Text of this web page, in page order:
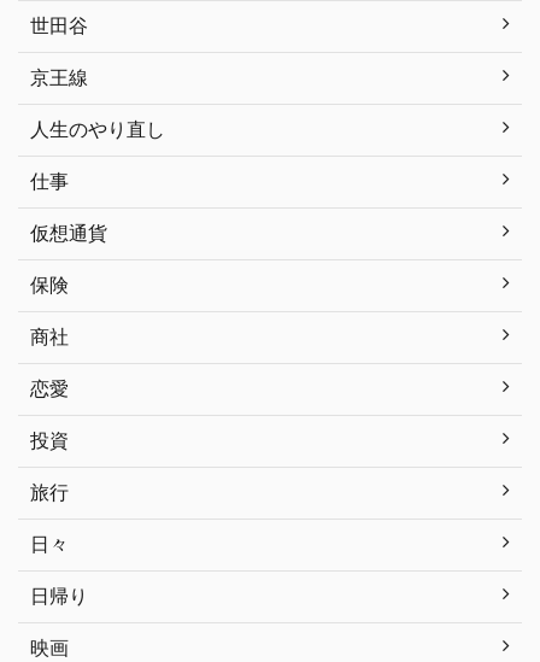
世田谷
京王線
人生のやり直し
仕事
仮想通貨
保険
商社
恋愛
投資
旅行
日々
日帰り
映画